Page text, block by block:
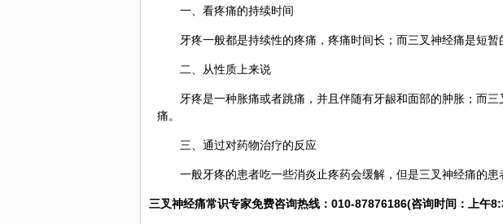
一、看疼痛的持续时间
牙疼一般都是持续性的疼痛，疼痛时间长；而三叉神经痛是短暂
二、从性质上来说
牙疼是一种胀痛或者跳痛，并且伴随有牙龈和面部的肿胀；而
痛。
三、通过对药物治疗的反应
一般牙疼的患者吃一些消炎止疼药会缓解，但是三叉神经痛的患
三叉神经痛常识专家免费咨询热线：010-87876186(咨询时间：上午